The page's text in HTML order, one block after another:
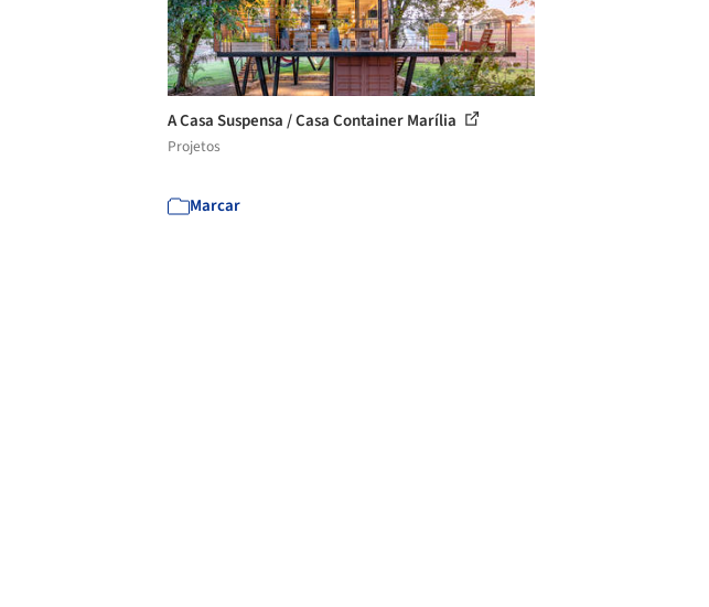
A Casa Suspensa / Casa Container Marília
Projetos
Marcar